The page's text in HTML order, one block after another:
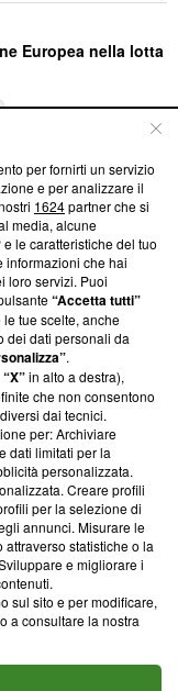
Europea nella lotta
su Blasting
ci impegniamo a
aderenza a
News non è
di farne
una verifica di
Frasca, 3 - 6900
per fornirti un servizio
e per analizzare il
1624partner che si
media, alcune
le caratteristiche del tuo
informazioni che hai
loro servizi. Puoi
“Accetta tutti”
tue scelte, anche
dei dati personali da
.
“X”in alto a destra),
che non consentono
dai tecnici.
per: Archiviare
dati limitati per la
personalizzata.
Creare profili
per la selezione di
annunci. Misurare le
statistiche o la
e migliorare i
sul sito e per modificare,
a consultare la nostra